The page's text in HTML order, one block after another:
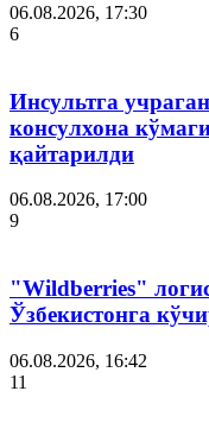
06.08.2026, 17:30
6
Инсультга
консулхона
қайтарилди
06.08.2026, 17:00
9
"Wildberries"
Ўзбекистонга
06.08.2026, 16:42
11